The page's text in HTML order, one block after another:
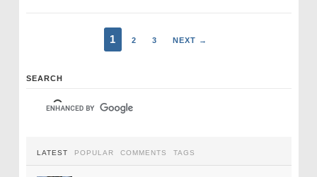
1 2 3 NEXT →
SEARCH
LATEST POPULAR COMMENTS TAGS